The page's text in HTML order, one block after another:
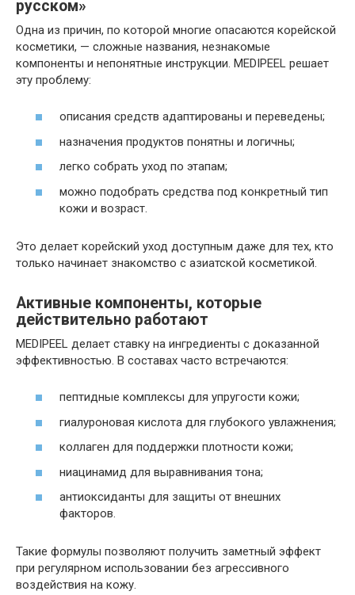
русском»
Одна из причин, по которой многие опасаются корейской
косметики, — сложные названия, незнакомые
компоненты и непонятные инструкции. MEDIPEEL решает
эту проблему:
описания средств адаптированы и переведены;
назначения продуктов понятны и логичны;
легко собрать уход по этапам;
можно подобрать средства под конкретный тип
кожи и возраст.
Это делает корейский уход доступным даже для тех, кто
только начинает знакомство с азиатской косметикой.
Активные компоненты, которые
действительно работают
MEDIPEEL делает ставку на ингредиенты с доказанной
эффективностью. В составах часто встречаются:
пептидные комплексы для упругости кожи;
гиалуроновая кислота для глубокого увлажнения;
коллаген для поддержки плотности кожи;
ниацинамид для выравнивания тона;
антиоксиданты для защиты от внешних
факторов.
Такие формулы позволяют получить заметный эффект
при регулярном использовании без агрессивного
воздействия на кожу.